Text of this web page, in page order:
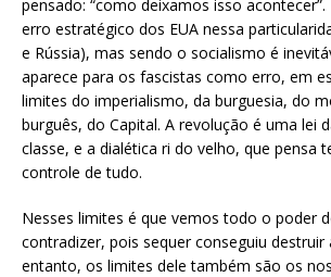
pensado: “como deixamos isso
erro estratégico dos EUA nessa
e Rússia), mas sendo o socialismo é
aparece para os fascistas como erro, em
limites do imperialismo, da burguesia, do
burguês, do Capital. A revolução é uma lei
classe, e a dialética ri do velho, que pensa
controle de tudo.
Nesses limites é que vemos todo o poder
contradizer, pois sequer conseguiu destruir
entanto, os limites dele também são os